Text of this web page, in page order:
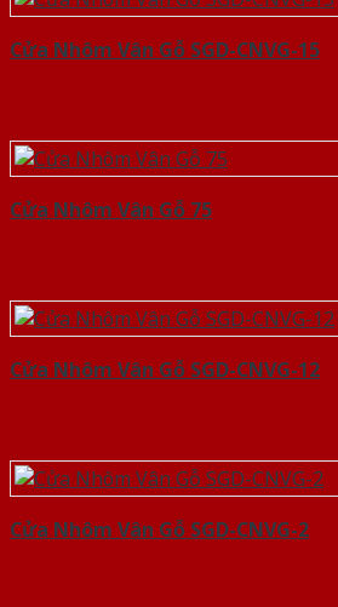
Cửa Nhôm Vân Gỗ SGD-CNVG-15
Cửa Nhôm Vân Gỗ 75
Cửa Nhôm Vân Gỗ SGD-CNVG-12
Cửa Nhôm Vân Gỗ SGD-CNVG-2